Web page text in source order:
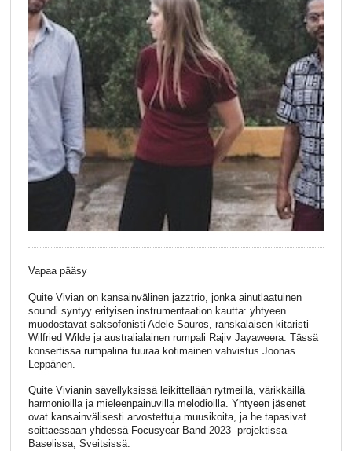
Vapaa pääsy
Quite Vivian on kansainvälinen jazztrio, jonka ainutlaatuinen
soundi syntyy erityisen instrumentaation kautta: yhtyeen
muodostavat saksofonisti Adele Sauros, ranskalaisen kitaristi
Wilfried Wilde ja australialainen rumpali Rajiv Jayaweera. Tässä
konsertissa rumpalina tuuraa kotimainen vahvistus Joonas
Leppänen.
Quite Vivianin sävellyksissä leikittellään rytmeillä, värikkäillä
harmonioilla ja mieleenpainuvilla melodioilla. Yhtyeen jäsenet
ovat kansainvälisesti arvostettuja muusikoita, ja he tapasivat
soittaessaan yhdessä Focusyear Band 2023 -projektissa
Baselissa, Sveitsissä.